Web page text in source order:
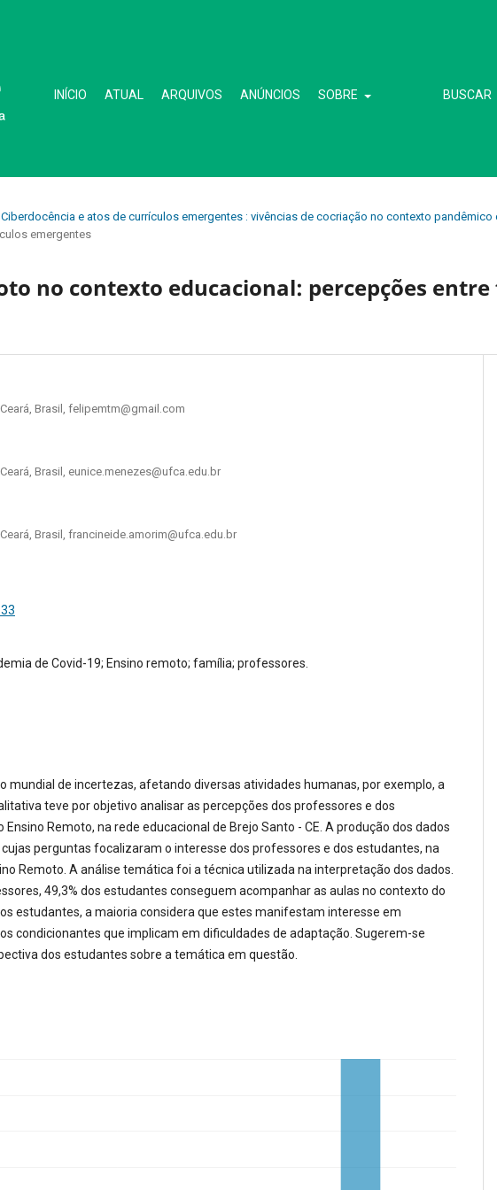
INÍCIO ATUAL ARQUIVOS ANÚNCIOS SOBRE BUSCAR
Ciberdocência e atos de currículos emergentes : vivências de cocriação no contexto pandêmico
emergentes
no contexto educacional: percepções
Brasil, felipemtm@gmail.com
Brasil, eunice.menezes@ufca.edu.br
Brasil, francineide.amorim@ufca.edu.br
de Covid-19; Ensino remoto; família; professores.
mundial de incertezas, afetando diversas atividades humanas, por exemplo, a
teve por objetivo analisar as percepções dos professores e dos
Remoto, na rede educacional de Brejo Santo - CE. A produção dos dados
perguntas focalizaram o interesse dos professores e dos estudantes, na
Remoto. A análise temática foi a técnica utilizada na interpretação dos dados.
49,3% dos estudantes conseguem acompanhar as aulas no contexto do
estudantes, a maioria considera que estes manifestam interesse em
condicionantes que implicam em dificuldades de adaptação. Sugerem-se
dos estudantes sobre a temática em questão.